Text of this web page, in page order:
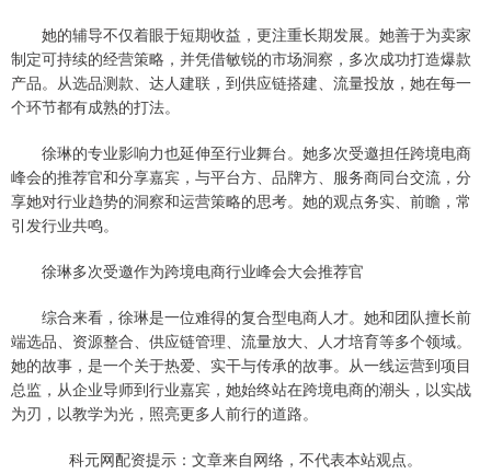
她的辅导不仅着眼于短期收益，更注重长期发展。她善于为卖家
制定可持续的经营策略，并凭借敏锐的市场洞察，多次成功打造爆款
产品。从选品测款、达人建联，到供应链搭建、流量投放，她在每一
个环节都有成熟的打法。
徐琳的专业影响力也延伸至行业舞台。她多次受邀担任跨境电商
峰会的推荐官和分享嘉宾，与平台方、品牌方、服务商同台交流，分
享她对行业趋势的洞察和运营策略的思考。她的观点务实、前瞻，常
引发行业共鸣。
徐琳多次受邀作为跨境电商行业峰会大会推荐官
综合来看，徐琳是一位难得的复合型电商人才。她和团队擅长前
端选品、资源整合、供应链管理、流量放大、人才培育等多个领域。
她的故事，是一个关于热爱、实干与传承的故事。从一线运营到项目
总监，从企业导师到行业嘉宾，她始终站在跨境电商的潮头，以实战
为刃，以教学为光，照亮更多人前行的道路。
科元网配资提示：文章来自网络，不代表本站观点。